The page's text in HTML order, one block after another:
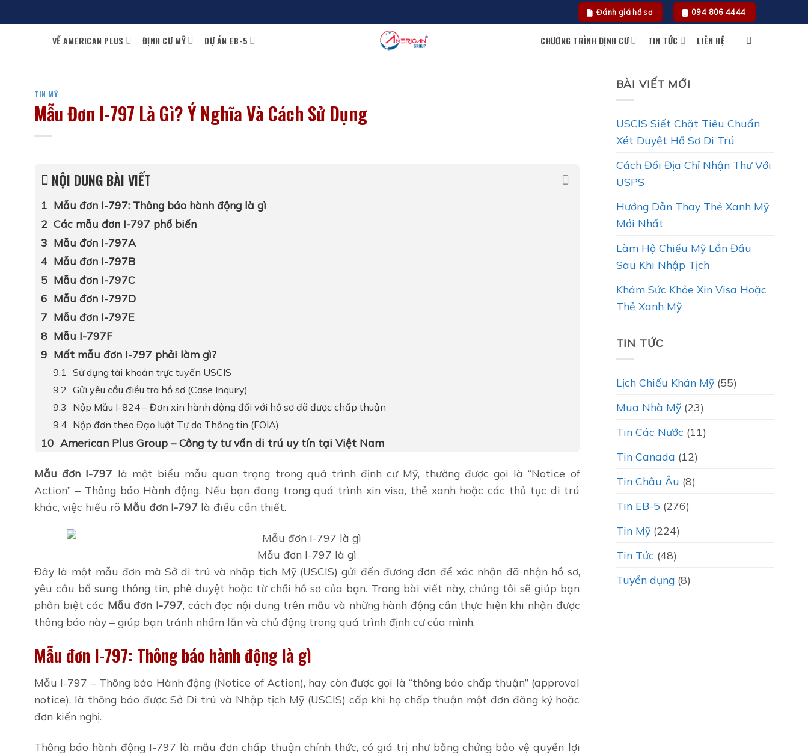
qua
Đánh giá hồ sơ 094 806 4444
VỀ AMERICAN PLUS ĐỊNH CƯ MỸ DỰ ÁN EB-5 CHƯƠNG TRÌNH ĐỊNH CƯ TIN TỨC LIÊN HỆ
TIN MỸ
Mẫu Đơn I-797 Là Gì? Ý Nghĩa Và Cách Sử Dụng
NỘI DUNG BÀI VIẾT
Mẫu đơn I-797: Thông báo hành động là gì
Các mẫu đơn I-797 phổ biến
Mẫu đơn I-797A
Mẫu đơn I-797B
Mẫu đơn I-797C
Mẫu đơn I-797D
Mẫu đơn I-797E
Mẫu I-797F
Mất mẫu đơn I-797 phải làm gì?
Sử dụng tài khoản trực tuyến USCIS
Gửi yêu cầu điều tra hồ sơ (Case Inquiry)
Nộp Mẫu I-824 – Đơn xin hành động đối với hồ sơ đã được chấp thuận
Nộp đơn theo Đạo luật Tự do Thông tin (FOIA)
American Plus Group – Công ty tư vấn di trú uy tín tại Việt Nam
Mẫu đơn I-797 là một biểu mẫu quan trọng trong quá trình định cư Mỹ, thường được gọi là “Notice of
Action” – Thông báo Hành động. Nếu bạn đang trong quá trình xin visa, thẻ xanh hoặc các thủ tục di trú
khác, việc hiểu rõ Mẫu đơn I-797 là điều cần thiết.
Mẫu đơn I-797 là gì
Đây là một mẫu đơn mà Sở di trú và nhập tịch Mỹ (USCIS) gửi đến đương đơn để xác nhận đã nhận hồ sơ,
yêu cầu bổ sung thông tin, phê duyệt hoặc từ chối hồ sơ của bạn. Trong bài viết này, chúng tôi sẽ giúp bạn
phân biệt các Mẫu đơn I-797, cách đọc nội dung trên mẫu và những hành động cần thực hiện khi nhận được
thông báo này – giúp bạn tránh nhầm lẫn và chủ động trong quá trình định cư của mình.
Mẫu đơn I-797: Thông báo hành động là gì
Mẫu I-797 – Thông báo Hành động (Notice of Action), hay còn được gọi là “thông báo chấp thuận” (approval
notice), là thông báo được Sở Di trú và Nhập tịch Mỹ (USCIS) cấp khi họ chấp thuận một đơn đăng ký hoặc
đơn kiến nghị.
Thông báo hành động I-797 là mẫu đơn chấp thuận chính thức, có giá trị như bằng chứng bảo vệ quyền lợi
BÀI VIẾT MỚI
USCIS Siết Chặt Tiêu Chuẩn
Xét Duyệt Hồ Sơ Di Trú
Cách Đổi Địa Chỉ Nhận Thư Với
USPS
Hướng Dẫn Thay Thẻ Xanh Mỹ
Mới Nhất
Làm Hộ Chiếu Mỹ Lần Đầu
Sau Khi Nhập Tịch
Khám Sức Khỏe Xin Visa Hoặc
Thẻ Xanh Mỹ
TIN TỨC
Lịch Chiếu Khán Mỹ(55)
Mua Nhà Mỹ(23)
Tin Các Nước (11)
Tin Canada (12)
Tin Châu Âu (8)
Tin EB-5 (276)
Tin Mỹ(224)
Tin Tức (48)
Tuyển dụng(8)